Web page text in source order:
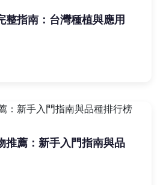
整指南：台灣種植與應用
推薦：新手入門指南與品